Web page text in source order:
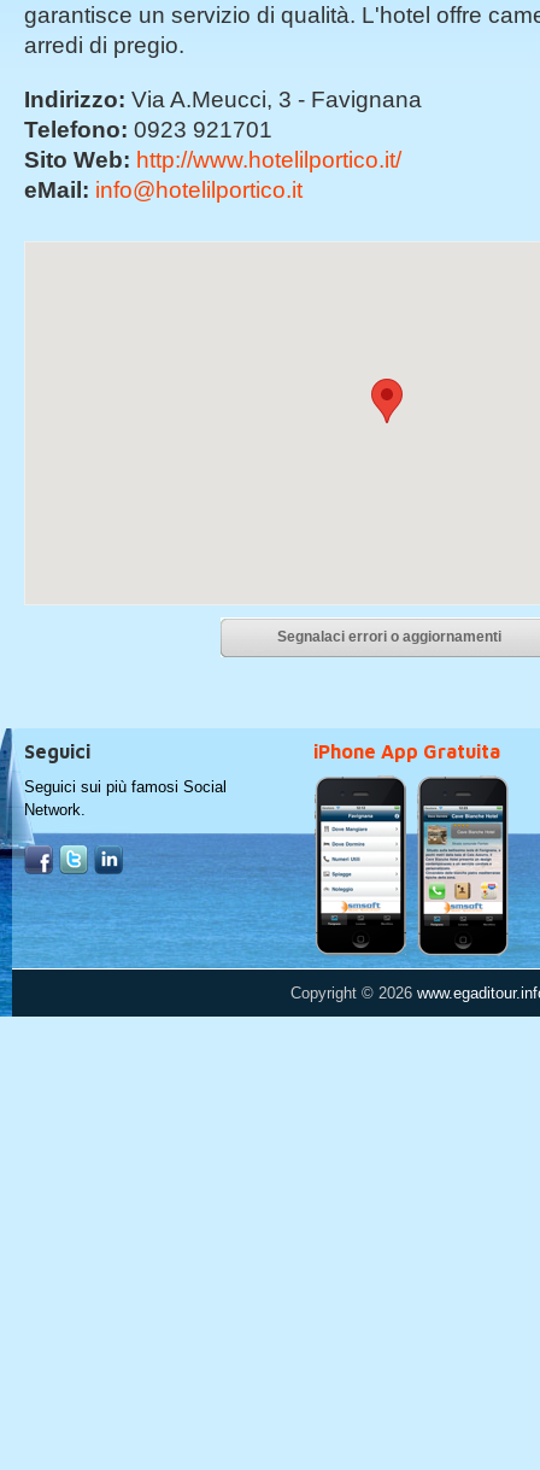
garantisce un servizio di qualità. L'hotel offre
arredi di pregio.
Indirizzo: Via A.Meucci, 3 - Favignana
Telefono: 0923 921701
Sito Web: http://www.hotelilportico.it/
eMail: info@hotelilportico.it
Segnalaci errori o aggiornamenti
Seguici
Seguici sui più famosi Social
Network.
iPhone App Gratuita
Copyright © 2026